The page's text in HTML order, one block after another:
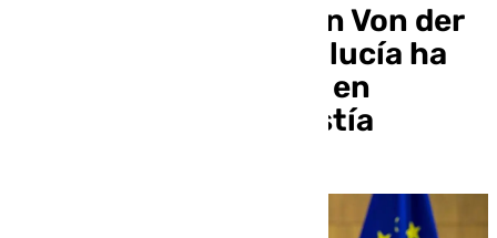
Moreno se reunirá con Von der
Leyen en abril: «Andalucía ha
irrumpido con fuerza en
Europa, antes no existía